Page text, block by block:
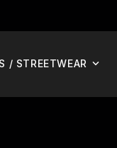
/ STREETWEAR